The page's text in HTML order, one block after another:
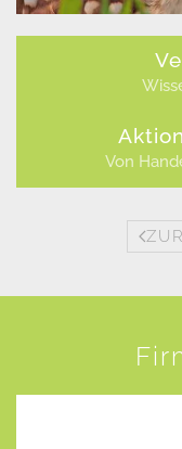
Von